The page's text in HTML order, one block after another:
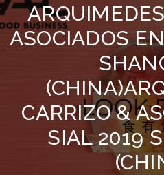
ASOCIADOS
(CHINA)
CARRIZO &
SIAL 2019